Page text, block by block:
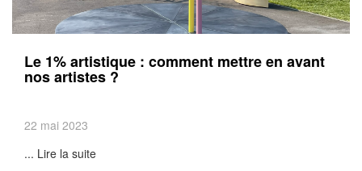
Le 1% artistique : comment mettre en avant
nos artistes ?
22 mai 2023
... Lire la suite